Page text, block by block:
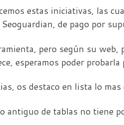
estas iniciativas, las
de pago por
pero según su
esperamos poder probarla
os destaco en lista lo mas
de tablas no tiene